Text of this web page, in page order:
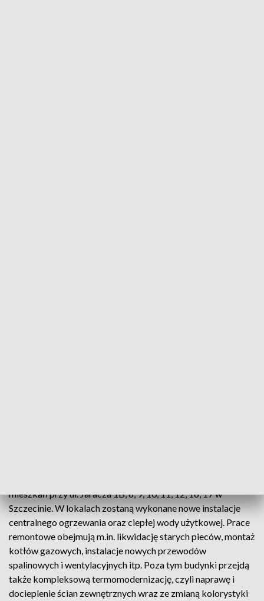
mieszkań przy ul. Jaracza 1B, 6, 9, 10, 11, 12, 16, 17 w
Szczecinie. W lokalach zostaną wykonane nowe instalacje
centralnego ogrzewania oraz ciepłej wody użytkowej. Prace
remontowe obejmują m.in. likwidację starych pieców, montaż
kotłów gazowych, instalacje nowych przewodów
spalinowych i wentylacyjnych itp. Poza tym budynki przejdą
także kompleksową termomodernizację, czyli naprawę i
docieplenie ścian zewnętrznych wraz ze zmianą kolorystyki